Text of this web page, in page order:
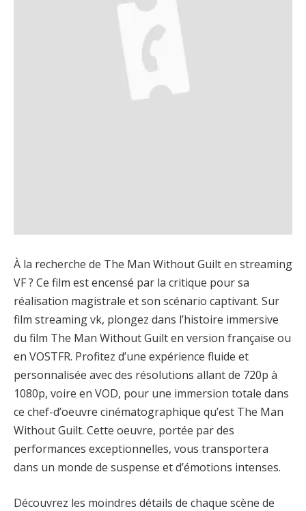
À la recherche de The Man Without Guilt en streaming
VF ? Ce film est encensé par la critique pour sa
réalisation magistrale et son scénario captivant. Sur
film streaming vk, plongez dans l’histoire immersive
du film The Man Without Guilt en version française ou
en VOSTFR. Profitez d’une expérience fluide et
personnalisée avec des résolutions allant de 720p à
1080p, voire en VOD, pour une immersion totale dans
ce chef-d’oeuvre cinématographique qu’est The Man
Without Guilt. Cette oeuvre, portée par des
performances exceptionnelles, vous transportera
dans un monde de suspense et d’émotions intenses.
Découvrez les moindres détails de chaque scène de